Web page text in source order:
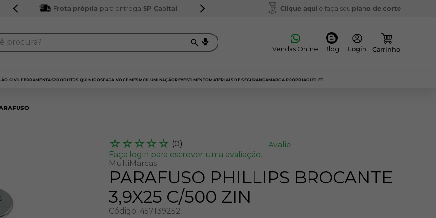
Frota própria para entrega SP Capital Clique aqui e faça seu plano de corte
Vendas Online Blog
CIVILFERRAMENTASPRODUTOS QUIMICOSFAÇA VOCÊ MESMOILUMINAÇÃOREVESTIMENTOMATERIAIS DE SEGURANÇAMARCA PRÓPRIAOUTLET
☆ ☆ ☆ ☆ ☆ (0)
Faça login para escrever uma avaliação.
Avalie
MultiMarcas
PARAFUSO PHILLIPS BROCANTE
3,9X25 C/500 ZIN
Código: 457139252
1º
sarrafo
5º
mdf 15mm
6º
puxador
7º
napa
8º
mdf a4
9 º
pinus